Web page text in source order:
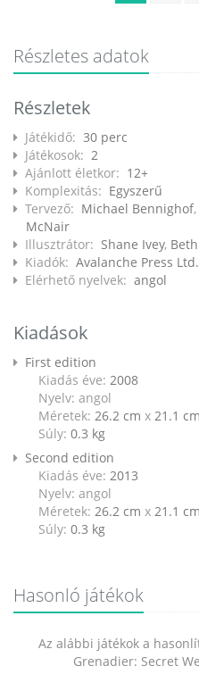
Részletes adatok
Részletek
Játékidő: 30 perc
Játékosok: 2
Ajánlott életkor: 12+
Komplexitás: Egyszerű
Tervező: Michael Bennighof,
McNair
Illusztrátor: Shane Ivey,
Kiadók: Avalanche Press Ltd.
Elérhető nyelvek: angol
Kiadások
First edition
Kiadás éve: 2008
Nyelv: angol
Méretek: 26.2 cm x 21.1 cm
Súly: 0.3 kg
Second edition
Kiadás éve: 2013
Nyelv: angol
Méretek: 26.2 cm x 21.1 cm
Súly: 0.3 kg
Hasonló játékok
Az alábbi játékok a
Grenadier: Secret